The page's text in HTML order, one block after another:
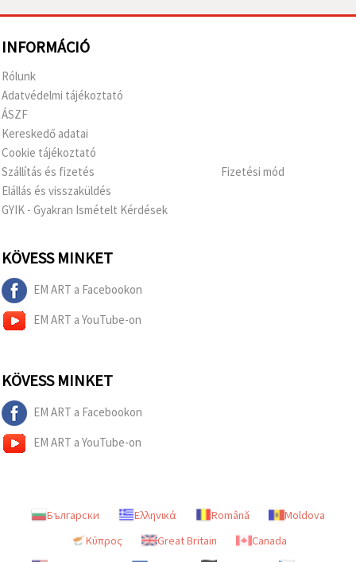
INFORMÁCIÓ
Rólunk
Adatvédelmi tájékoztató
ÁSZF
Kereskedő adatai
Cookie tájékoztató
Szállítás és fizetés
Elállás és visszaküldés
GYIK - Gyakran Ismételt Kérdések
Fizetési mód
KÖVESS MINKET
EM ART a Facebookon
EM ART a YouTube-on
KÖVESS MINKET
EM ART a Facebookon
EM ART a YouTube-on
Български Ελληνικά Română
Moldova
Κύπρος
Great Britain
Canada